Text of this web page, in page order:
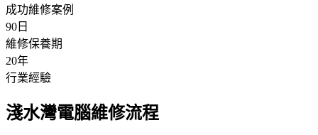
成功維修案例
90日
維修保養期
20年
行業經驗
淺水灣電腦維修流程